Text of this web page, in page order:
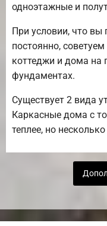
одноэтажные и
При условии, что вы
постоянно,
коттеджи и дома на
фундаментах.
Существует 2 вида
Каркасные дома с
теплее, но